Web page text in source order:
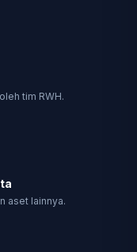
tim RWH.
aset lainnya.